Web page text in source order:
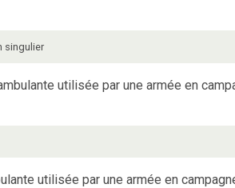
singulier
utilisée par une armée en
utilisée par une armée en